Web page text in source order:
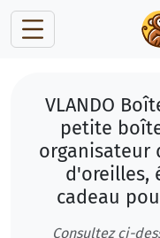
VLANDO
petite
organisateur
d'oreilles,
cadeau
Consultez ci-